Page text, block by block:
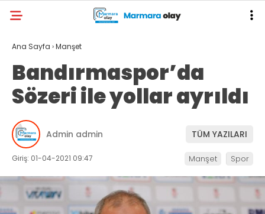
Ana Sayfa ›Manşet
Bandırmaspor’da
Sözeri ile yollar ayrıldı
Admin admin TÜM YAZILARI
Giriş: 01-04-2021 09:47 Manşet Spor